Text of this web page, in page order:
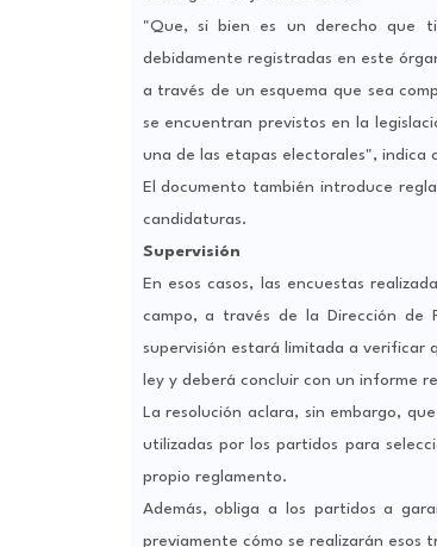
"Que, si bien es un derecho que
debidamente registradas en este
a través de un esquema que sea
se encuentran previstos en la
una de las etapas electorales", indica
El documento también introduce
candidaturas.
Supervisión
En esos casos, las encuestas
campo, a través de la Dirección de
supervisión estará limitada a verificar
ley y deberá concluir con un informe
La resolución aclara, sin embargo,
utilizadas por los partidos para
propio reglamento.
Además, obliga a los partidos a
previamente cómo se realizarán esos